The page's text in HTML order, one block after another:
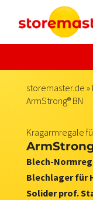
storemaster.de »
ArmStrong® BN
Kragarmregale
Blech-
Blechlager für
Solider prof.